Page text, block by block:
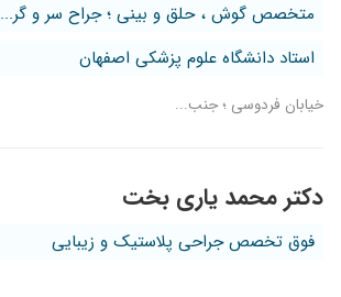
متخصص گوش ، حلق و بینی ؛ جراح سر و گر...
استاد دانشگاه علوم پزشکی اصفهان
خیابان فردوسی ؛ جنب...
دکتر محمد یاری بخت
فوق تخصص جراحی پلاستیک و زیبایی